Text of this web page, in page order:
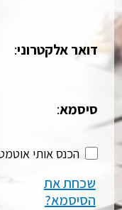
דואר אלקטרוני:
סיסמא:
הכנס אותי
שכחת את
הסיסמא?